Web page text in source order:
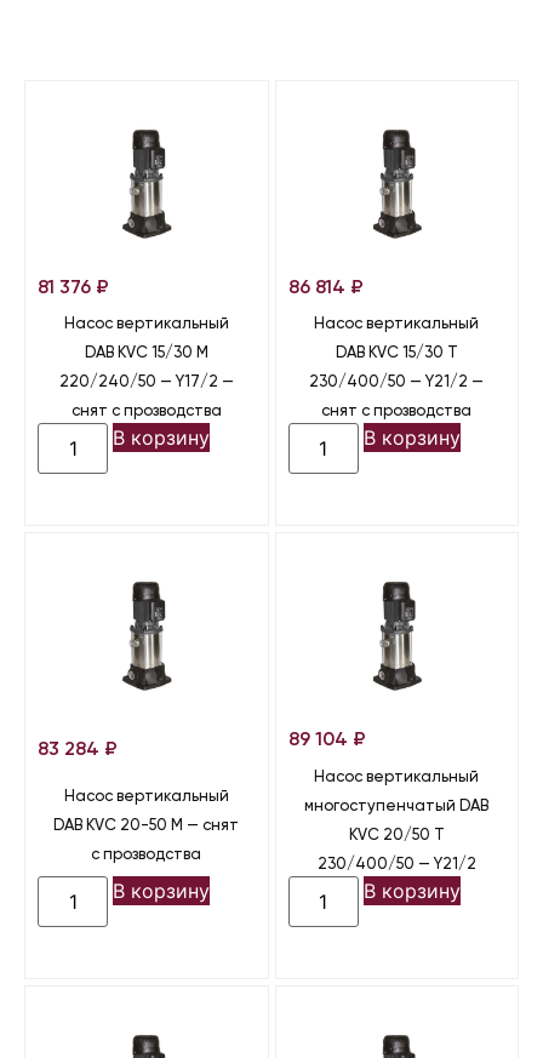
81 376 ₽
Насос вертикальный
DAB KVC 15/30 M
220/240/50 — Y17/2 —
снят с прозводства
В корзину
86 814 ₽
Насос вертикальный
DAB KVC 15/30 T
230/400/50 — Y21/2 —
снят с прозводства
В корзину
83 284 ₽
Насос вертикальный
DAB KVC 20-50 M — снят
с прозводства
В корзину
89 104 ₽
Насос вертикальный
многоступенчатый DAB
KVC 20/50 T
230/400/50 — Y21/2
В корзину